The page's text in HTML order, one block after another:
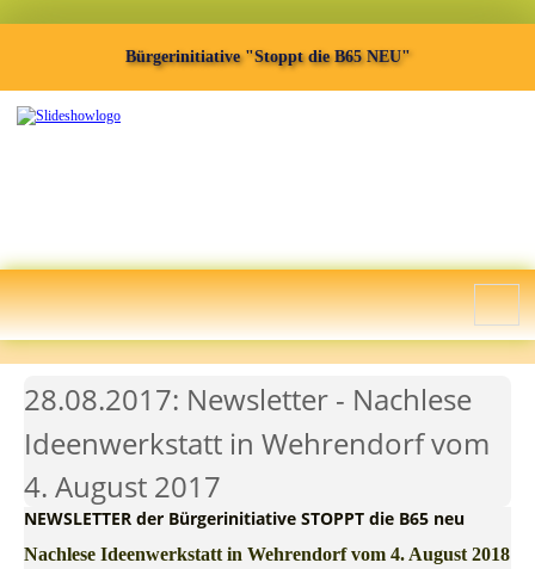
Bürgerinitiative "Stoppt die B65 NEU"
28.08.2017: Newsletter - Nachlese
Ideenwerkstatt in Wehrendorf vom
4. August 2017
NEWSLETTER der Bürgerinitiative STOPPT die B65 neu
Nachlese Ideenwerkstatt in Wehrendorf vom 4. August 2018